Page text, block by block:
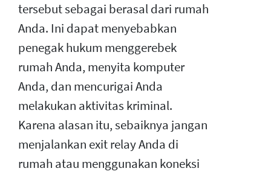
tersebut sebagai berasal dari rumah
Anda. Ini dapat menyebabkan
penegak hukum menggerebek
rumah Anda, menyita komputer
Anda, dan mencurigai Anda
melakukan aktivitas kriminal.
Karena alasan itu, sebaiknya jangan
menjalankan exit relay Anda di
rumah atau menggunakan koneksi